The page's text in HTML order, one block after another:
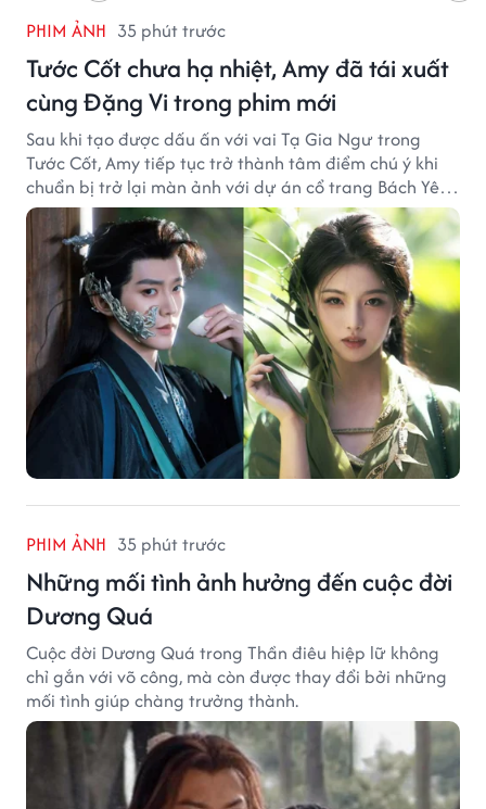
PHIM ẢNH 35 phút trước
Tước Cốt chưa hạ nhiệt, Amy đã tái xuất
cùng Đặng Vi trong phim mới
Sau khi tạo được dấu ấn với vai Tạ Gia Ngư trong
Tước Cốt, Amy tiếp tục trở thành tâm điểm chú ý khi
chuẩn bị trở lại màn ảnh với dự án cổ trang Bách Yêu
Phổ.
PHIM ẢNH 35 phút trước
Những mối tình ảnh hưởng đến cuộc đời
Dương Quá
Cuộc đời Dương Quá trong Thần điêu hiệp lữ không
chỉ gắn với võ công, mà còn được thay đổi bởi những
mối tình giúp chàng trưởng thành.